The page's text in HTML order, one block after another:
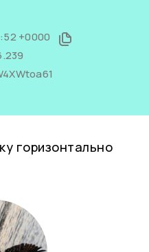
+0000
горизонтально